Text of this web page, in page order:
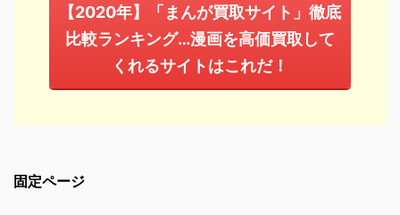
【2020年】「まんが買取サイト」徹底
比較ランキング…漫画を高価買取して
くれるサイトはこれだ！
固定ページ